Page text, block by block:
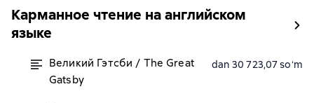
Карманное чтение на английском
языке
Великий Гэтсби / The Great
Gatsby
dan 30 723,07 soʻm